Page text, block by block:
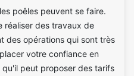
poêles peuvent se faire.
réaliser des travaux de
des opérations qui sont très
votre confiance en
qu'il peut proposer des tarifs